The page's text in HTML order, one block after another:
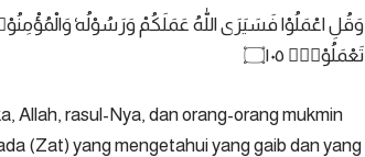
وَقُلِ اعْمَلُوْا فَسَيَرَى اللّٰهُ عَمَلَكُمْ وَرَسُوْلُهٗ
تَعْمَلُوْنَۚ ۝١٠٥
Allah, rasul-Nya, dan orang-orang mukmin
(Zat) yang mengetahui yang gaib dan yang